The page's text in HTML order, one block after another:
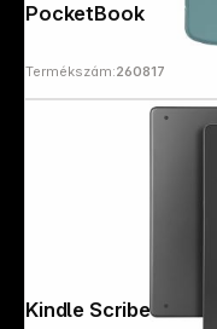
Termékszám:260817
Kindle Scribe 16GB